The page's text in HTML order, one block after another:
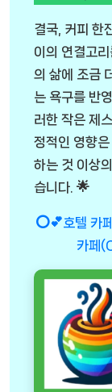
결국, 커피 한
이의 연결고
의 삶에 조금
는 욕구를 반
러한 작은 제
정적인 영향
하는 것 이상
습니다. 🌟
⭕💕호텔 카
카페